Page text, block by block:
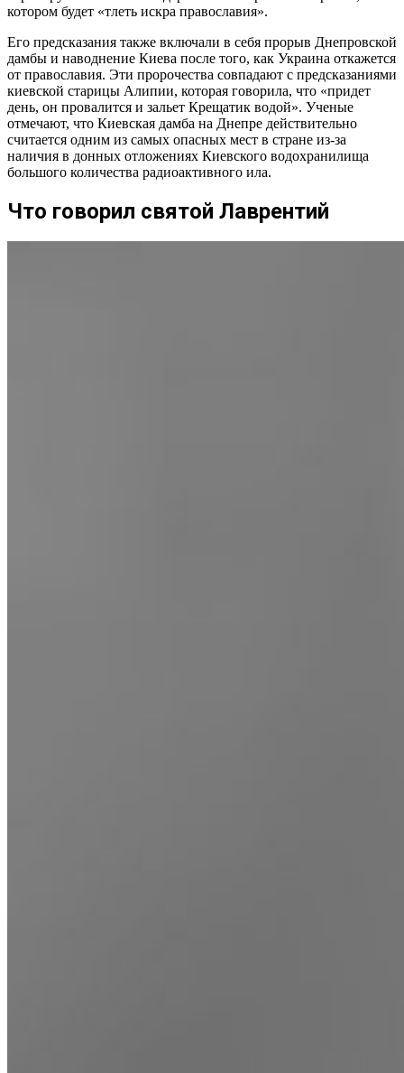
котором будет «тлеть искра православия».
Его предсказания также включали в себя прорыв Днепровской
дамбы и наводнение Киева после того, как Украина откажется
от православия. Эти пророчества совпадают с предсказаниями
киевской старицы Алипии, которая говорила, что «придет
день, он провалится и зальет Крещатик водой». Ученые
отмечают, что Киевская дамба на Днепре действительно
считается одним из самых опасных мест в стране из-за
наличия в донных отложениях Киевского водохранилища
большого количества радиоактивного ила.
Что говорил святой Лаврентий